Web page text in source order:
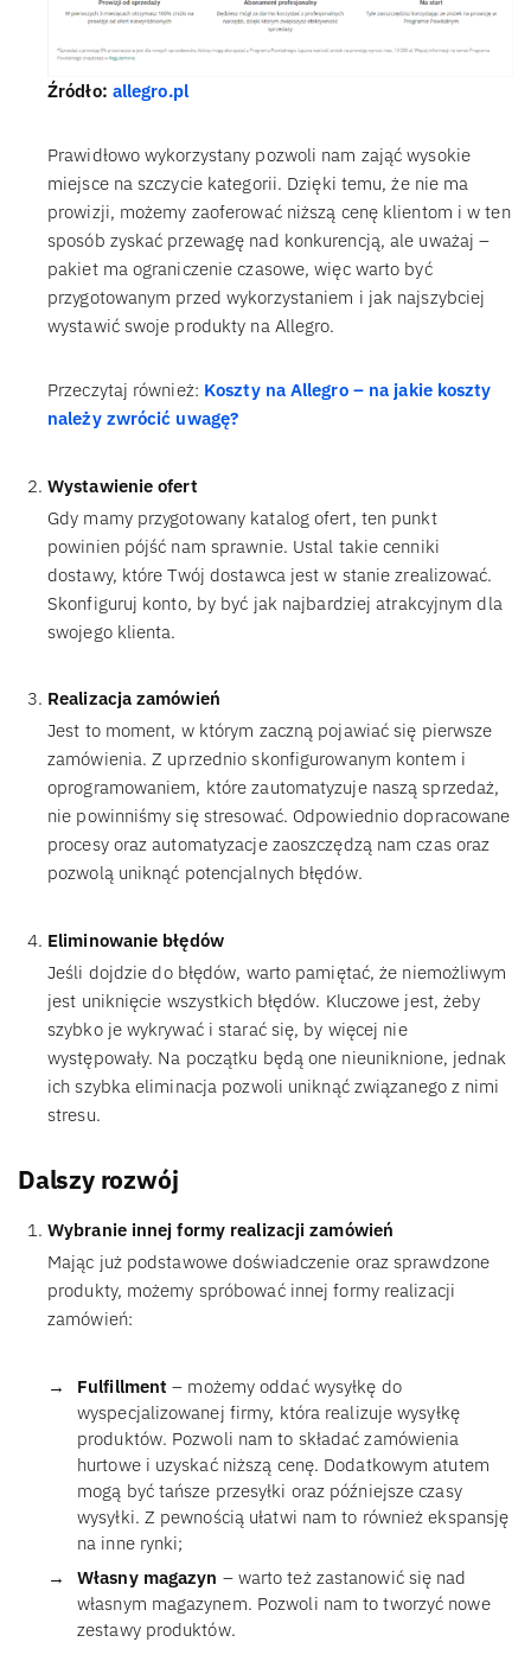
Źródło: allegro.pl
Prawidłowo wykorzystany pozwoli nam zająć wysokie
miejsce na szczycie kategorii. Dzięki temu, że nie ma
prowizji, możemy zaoferować niższą cenę klientom i w ten
sposób zyskać przewagę nad konkurencją, ale uważaj –
pakiet ma ograniczenie czasowe, więc warto być
przygotowanym przed wykorzystaniem i jak najszybciej
wystawić swoje produkty na Allegro.
Przeczytaj również: Koszty na Allegro – na jakie koszty
należy zwrócić uwagę?
Wystawienie ofert
Gdy mamy przygotowany katalog ofert, ten punkt
powinien pójść nam sprawnie. Ustal takie cenniki
dostawy, które Twój dostawca jest w stanie zrealizować.
Skonfiguruj konto, by być jak najbardziej atrakcyjnym dla
swojego klienta.
Realizacja zamówień
Jest to moment, w którym zaczną pojawiać się pierwsze
zamówienia. Z uprzednio skonfigurowanym kontem i
oprogramowaniem, które zautomatyzuje naszą sprzedaż,
nie powinniśmy się stresować. Odpowiednio dopracowane
procesy oraz automatyzacje zaoszczędzą nam czas oraz
pozwolą uniknąć potencjalnych błędów.
Eliminowanie błędów
Jeśli dojdzie do błędów, warto pamiętać, że niemożliwym
jest uniknięcie wszystkich błędów. Kluczowe jest, żeby
szybko je wykrywać i starać się, by więcej nie
występowały. Na początku będą one nieuniknione, jednak
ich szybka eliminacja pozwoli uniknąć związanego z nimi
stresu.
Dalszy rozwój
Wybranie innej formy realizacji zamówień
Mając już podstawowe doświadczenie oraz sprawdzone
produkty, możemy spróbować innej formy realizacji
zamówień:
Fulfillment – możemy oddać wysyłkę do
wyspecjalizowanej firmy, która realizuje wysyłkę
produktów. Pozwoli nam to składać zamówienia
hurtowe i uzyskać niższą cenę. Dodatkowym atutem
mogą być tańsze przesyłki oraz późniejsze czasy
wysyłki. Z pewnością ułatwi nam to również ekspansję
na inne rynki;
Własny magazyn – warto też zastanowić się nad
własnym magazynem. Pozwoli nam to tworzyć nowe
zestawy produktów.